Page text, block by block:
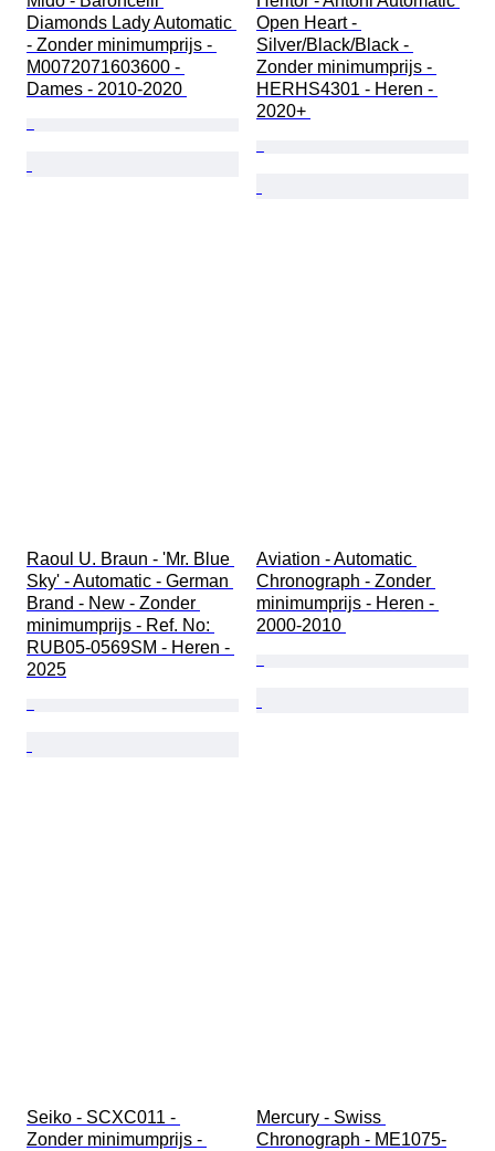
Diamonds Lady Automatic
- Zonder minimumprijs -
M0072071603600 -
Dames - 2010-2020
Open Heart -
Silver/Black/Black -
Zonder minimumprijs -
HERHS4301 - Heren -
2020+
Raoul U. Braun - 'Mr. Blue
Sky' - Automatic - German
Brand - New - Zonder
minimumprijs - Ref. No:
RUB05-0569SM - Heren -
2025
Aviation - Automatic
Chronograph - Zonder
minimumprijs - Heren -
2000-2010
Seiko - SCXC011 -
Zonder minimumprijs -
Mercury - Swiss
Chronograph - ME1075-